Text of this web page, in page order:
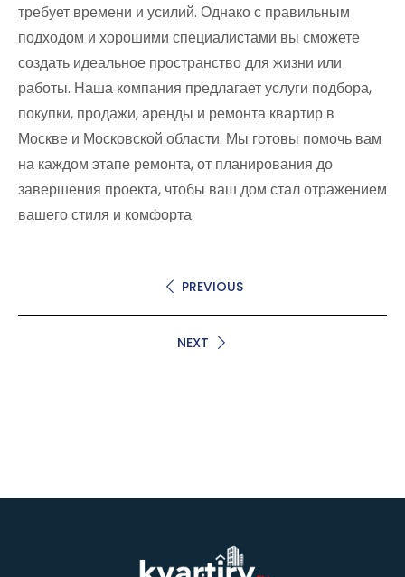
требует времени и усилий. Однако с правильным
подходом и хорошими специалистами вы сможете
создать идеальное пространство для жизни или
работы. Наша компания предлагает услуги подбора,
покупки, продажи, аренды и ремонта квартир в
Москве и Московской области. Мы готовы помочь вам
на каждом этапе ремонта, от планирования до
завершения проекта, чтобы ваш дом стал отражением
вашего стиля и комфорта.
PREVIOUS
NEXT